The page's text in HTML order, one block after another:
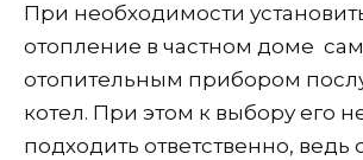
При необходимости
отопление в частном доме
отопительным прибором
котел. При этом к выбору его
подходить ответственно, ведь